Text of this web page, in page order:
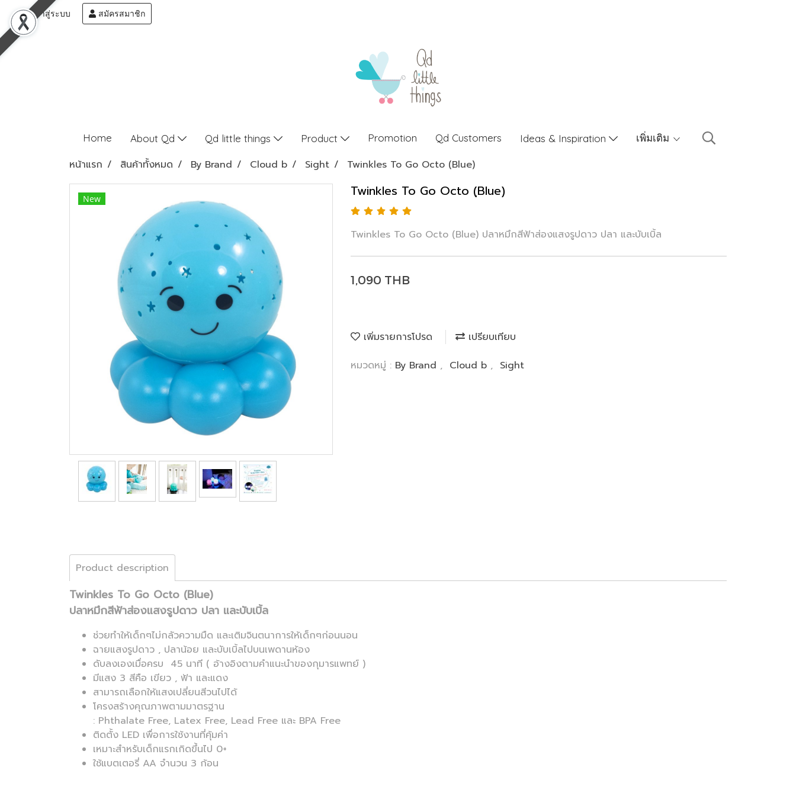
เข้าสู่ระบบ สมัครสมาชิก
Home About Qd Qd little things Product Promotion Qd Customers Ideas & Inspiration เพิ่มเติม
หน้าแรก สินค้าทั้งหมด By Brand Cloud b Sight Twinkles To Go Octo (ฺBlue)
New Twinkles To Go Octo (ฺBlue)
Twinkles To Go Octo (ฺBlue) ปลาหมึกสีฟ้าส่องแสงรูปดาว ปลา และบับเบิ้ล
1,090 THB
เพิ่มรายการโปรด
เปรียบเทียบ
หมวดหมู่ : By Brand , Cloud b , Sight
Product description
Twinkles To Go Octo (ฺBlue)
ปลาหมึกสีฟ้าส่องแสงรูปดาว ปลา และบับเบิ้ล
ช่วยทำให้เด็กๆไม่กลัวความมืด และเติมจินตนาการให้เด็กๆก่อนนอน
ฉายแสงรูปดาว , ปลาน้อย และบับเบิ้ลไปบนเพดานห้อง
ดับลงเองเมื่อครบ 45 นาที ( อ้างอิงตามคำแนะนำของกุมารแพทย์ )
มีแสง 3 สีคือ เขียว , ฟ้า และแดง
สามารถเลือกให้แสงเปลี่ยนสีวนไปได้
โครงสร้างคุณภาพตามมาตรฐาน
: Phthalate Free, Latex Free, Lead Free และ BPA Free
ติดตั้ง LED เพื่อการใช้งานที่คุ้มค่า
เหมาะสำหรับเด็กแรกเกิดขึ้นไป 0+
ใช้แบตเตอรี่ AA จำนวน 3 ก้อน